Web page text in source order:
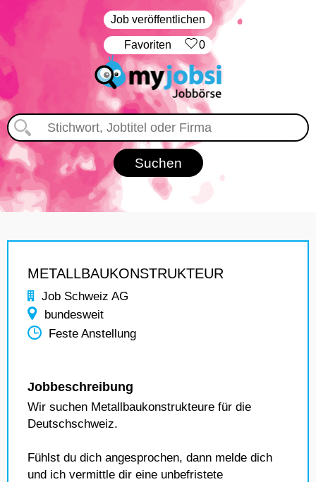
Job veröffentlichen
‏Favoriten 0
METALLBAUKONSTRUKTEUR
Job Schweiz AG
bundesweit
Feste Anstellung
Jobbeschreibung
Wir suchen Metallbaukonstrukteure für die
Deutschschweiz.
Fühlst du dich angesprochen, dann melde dich
und ich vermittle dir eine unbefristete